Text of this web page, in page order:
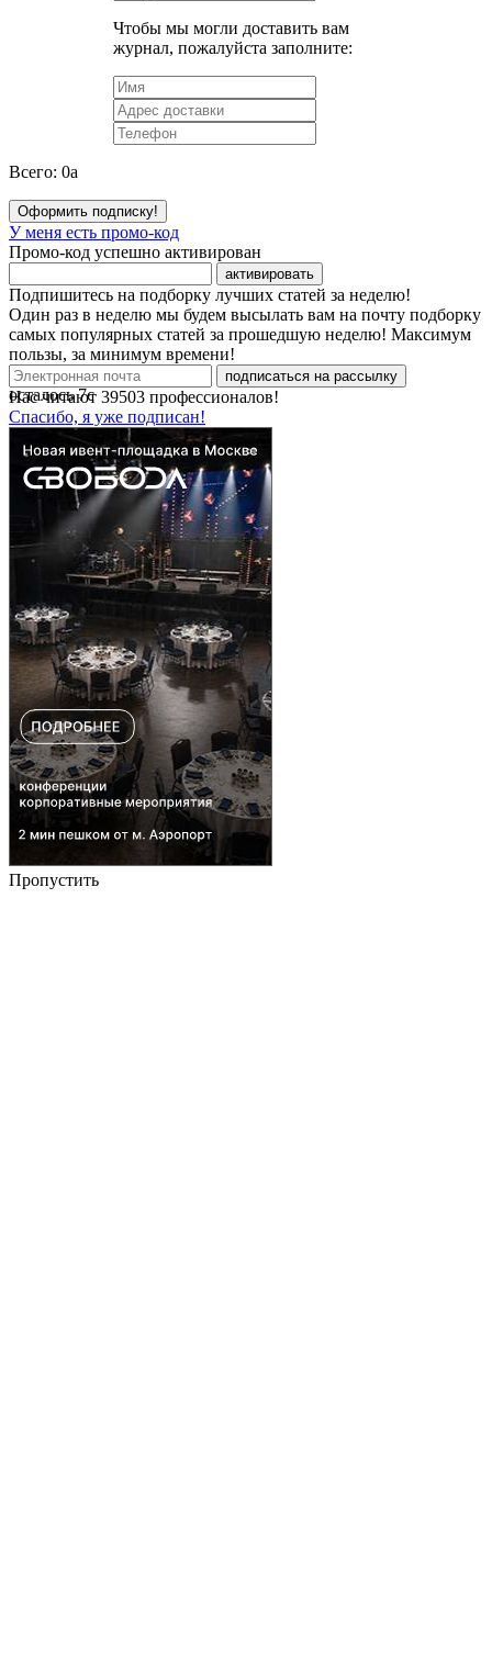
Чтобы мы могли доставить вам
журнал, пожалуйста заполните:
Всего: 0a
Оформить подписку!
У меня есть промо-код
Промо-код успешно активирован
активировать
Подпишитесь на подборку лучших статей за неделю!
Один раз в неделю мы будем высылать вам на почту подборку
самых популярных статей за прошедшую неделю! Максимум
пользы, за минимум времени!
подписаться на рассылку
Нас читают 39503 профессионалов!
Спасибо, я уже подписан!
осталось7с
Пропустить